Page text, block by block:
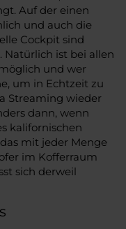
Auf der einen
und auch die
Cockpit sind
Natürlich ist bei allen
und wer
um in Echtzeit zu
Streaming wieder
dann, wenn
kalifornischen
mit jeder Menge
im Kofferraum
sich derweil